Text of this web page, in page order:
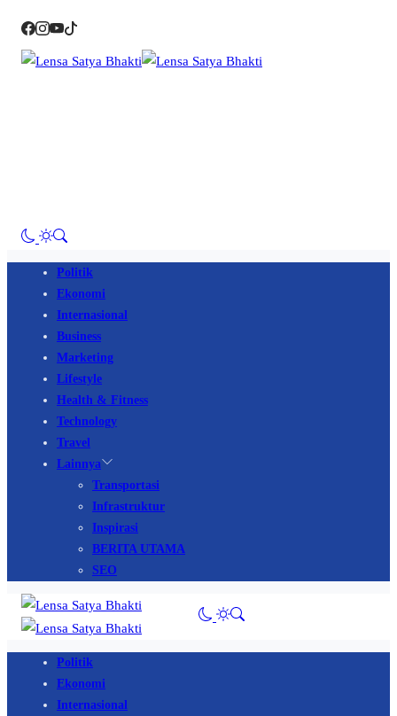
Politik
Ekonomi
Internasional
Business
Marketing
Lifestyle
Health & Fitness
Technology
Travel
Lainnya
Transportasi
Infrastruktur
Inspirasi
BERITA UTAMA
SEO
Politik
Ekonomi
Internasional